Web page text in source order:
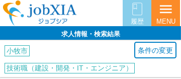
履歴
menu
MENU
求人情報・検索結果
条件の変更
小牧市
技術職（建設・開発・IT・エンジニア）